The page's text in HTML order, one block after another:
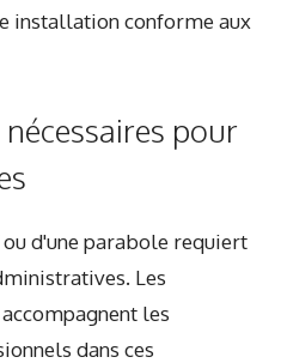
installation conforme aux
pour
ou d'une parabole requiert
Les
les
dans ces